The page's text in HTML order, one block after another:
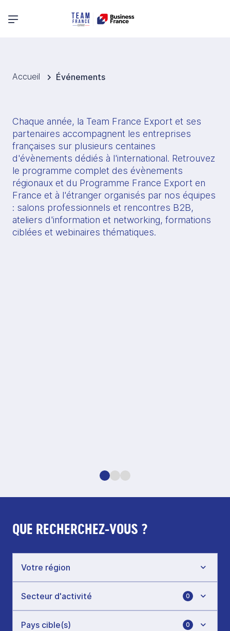
Menu principal
Accueil Événements
Chaque année, la Team France Export et ses
partenaires accompagnent les entreprises
françaises sur plusieurs centaines
d'évènements dédiés à l'international. Retrouvez
le programme complet des évènements
régionaux et du Programme France Export en
France et à l'étranger organisés par nos équipes
: salons professionnels et rencontres B2B,
ateliers d'information et networking, formations
ciblées et webinaires thématiques.
QUE RECHERCHEZ-VOUS ?
0
0